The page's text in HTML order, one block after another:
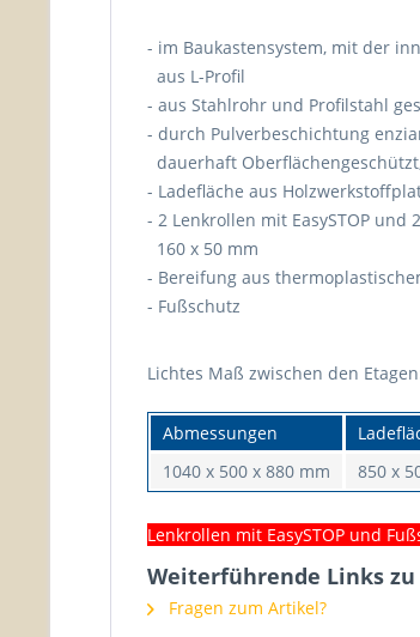
- im Baukastensystem, mit der
aus L-Profil
- aus Stahlrohr und Profilstahl
- durch Pulverbeschichtung
dauerhaft
- Ladefläche aus
- 2 Lenkrollen mit EasySTOP und
160 x 50 mm
- Bereifung aus
- Fußschutz
Lichtes Maß zwischen den
Abmessungen
1040 x 500 x 880 mm
850 x
Lenkrollen mit EasySTOP und
Weiterführende Links
Fragen zum Artikel?